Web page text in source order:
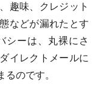
趣味、クレジット
などが漏れたとす
シーは、丸裸にさ
イレクトメールに
のです。